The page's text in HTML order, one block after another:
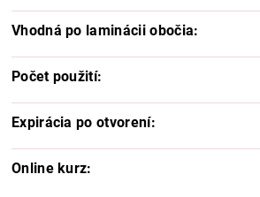
Vhodná po laminácii obočia:
Počet použití:
Expirácia po otvorení:
Online kurz: